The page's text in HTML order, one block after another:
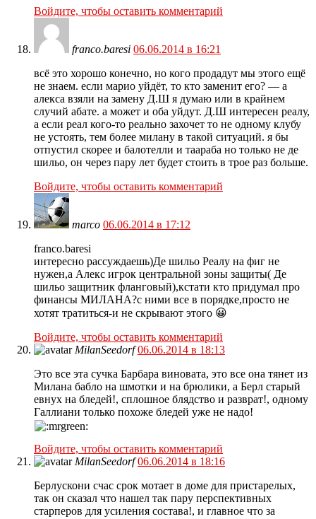
Войдите, чтобы оставить комментарий
franco.baresi 06.06.2014 в 16:21
всё это хорошо конечно, но кого продадут мы этого ещё
не знаем. если марио уйдёт, то кто заменит его? — а
алекса взяли на замену Д.Ш я думаю или в крайнем
случий абате. а может и оба уйдут. Д.Ш интересен реалу,
а если реал кого-то реально захочет то не одному клубу
не устоять, тем более милану в такой ситуаций. я бы
отпустил скорее и балотелли и таараба но только не де
шильо, он через пару лет будет стоить в трое раз больше.
Войдите, чтобы оставить комментарий
marco 06.06.2014 в 17:12
franco.baresi
интересно рассуждаешь)Де шильо Реалу на фиг не
нужен,а Алекс игрок центральной зоны защиты( Де
шильо защитник фланговый),кстати кто придумал про
финансы МИЛАНА?с ними все в порядке,просто не
хотят тратиться-и не скрывают этого 😀
Войдите, чтобы оставить комментарий
MilanSeedorf 06.06.2014 в 18:13
Это все эта сучка Барбара виновата, это все она тянет из
Милана бабло на шмотки и на брюлики, а Берл старый
евнух на бледей!, сплошное блядство и разврат!, одному
Галлиани только похоже бледей уже не надо!
Войдите, чтобы оставить комментарий
MilanSeedorf 06.06.2014 в 18:16
Берлускони счас срок мотает в доме для пристарелых,
так он сказал что нашел так пару перспективных
старперов для усиления состава!, и главное что за